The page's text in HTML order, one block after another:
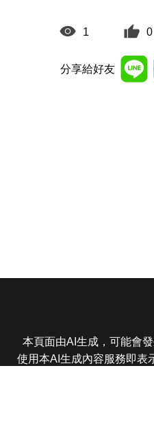
1 0
分享給好友
本頁面由AI生成，可能會
使用本AI生成內容服務即表